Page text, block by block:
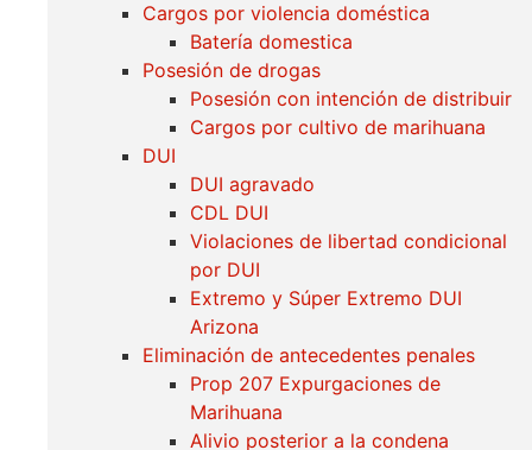
Cargos por violencia doméstica
Batería domestica
Posesión de drogas
Posesión con intención de distribuir
Cargos por cultivo de marihuana
DUI
DUI agravado
CDL DUI
Violaciones de libertad condicional
por DUI
Extremo y Súper Extremo DUI
Arizona
Eliminación de antecedentes penales
Prop 207 Expurgaciones de
Marihuana
Alivio posterior a la condena